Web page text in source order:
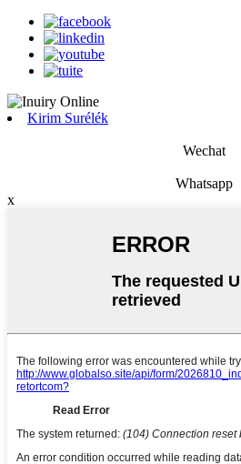
Kirim Surélék
Wechat
Whatsapp
x